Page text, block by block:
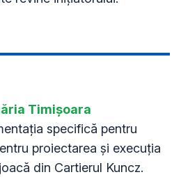
Timișoara
specifică pentru
proiectarea și execuția
din Cartierul Kuncz.